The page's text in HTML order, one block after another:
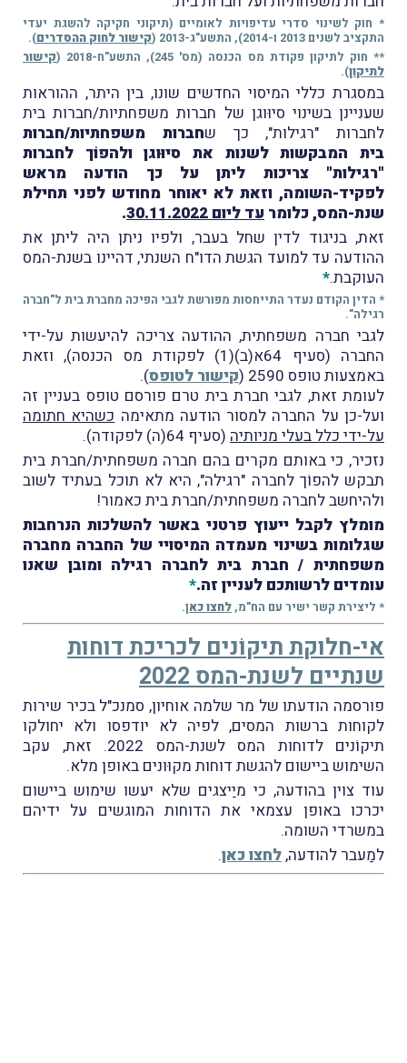
* חוק לשינוי סדרי עדיפויות לאומיים (תיקוני חקיקה להשגת יעדי
התקציב לשנים 2013 ו-2014), התשע"ג-2013 (
קישור לחוק ההסדרים).
** חוק לתיקון פקודת מס הכנסה (מס' 245), התשע"ח-2018 (
קישור
לתיקון).
במסגרת כללי המיסוי החדשים שונו, בין היתר, ההוראות
שעניינן בשינוי סיוּוגן של חברות משפחתיות/חברות בית
לחברות "רגילות", כך שחברות משפחתיות/חברות
בית המבקשות לשנות את סיוּוגן ולהפוֹך לחברות
"רגילות" צריכות ליתן על כך הודעה מראש
לפקיד-השומה, וזאת לא יאוחר מחודש לפני תחילת
שנת-המס, כלומר עד ליום 30.11.2022
.
זאת, בניגוד לדין שחל בעבר, ולפיו ניתן היה ליתן את
ההודעה עד למועד הגשת הדו"ח השנתי, דהיינו בשנת-המס
העוקבת.*
* הדין הקודם נעדר התייחסות מפורשת לגבי הפיכה מחברת בית ל"חברה
רגילה".
לגבי חברה משפחתית, ההודעה צריכה להיעשות על-ידי
החברה (סעיף 64א(ב)(1) לפקודת מס הכנסה), וזאת
באמצעות טופס 2590 (
קישור לטופס).
לעומת זאת, לגבי חברת בית טרם פורסם טופס בעניין זה
ועל-כן על החברה למסור הודעה מתאימהכשהיא חתומה
על-ידי כלל בעלי מניותיה (סעיף 64(ה) לפקודה).
נזכיר, כי באותם מקרים בהם חברה משפחתית/חברת בית
תבקש להפוֹך לחברה "רגילה", היא לא תוכל בעתיד לשוב
ולהיחשב לחברה משפחתית/חברת בית כאמור!
מומלץ לקבל ייעוץ פרטני באשר להשלכות הנרחבות
שגלומות בשינוי מעמדה המיסויי של החברה מחברה
משפחתית / חברת בית לחברה רגילה ומובן שאנו
עומדים לרשותכם לעניין זה.*
* ליצירת קשר ישיר עם הח"מ,לחצו כאן.
אי-חלוקת תיקוֹנים לכריכת דוחות
שנתיים לשנת-המס 2022
פורסמה הודעתו של מר שלמה אוחיון, סמנכ"ל בכיר שירות
לקוחות ברשות המסים, לפיה לא יודפסו ולא יחולקו
תיקוֹנים לדוחות המס לשנת-המס 2022. זאת, עקב
השימוש ביישום להגשת דוחות מקוּונים באופן מלא.
עוד צוין בהודעה, כי מיַיצגים שלא יעשו שימוש ביישום
יכרכו באופן עצמאי את הדוחות המוגשים על ידיהם
במשרדי השומה.
למַעבר להודעה,לחצו כאן.